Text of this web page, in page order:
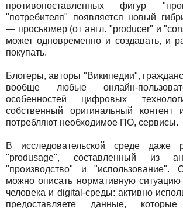
противопоставленных фигур
"потребителя" появляется новый
— просьюмер (от англ. "producer" и
может одновременно и создавать, и
покупать.
Блогеры, авторы "Википедии",
вообще любые онлайн-
особенностей цифровых
собственный оригинальный контент
потребляют необходимое ПО, сервисы.
В исследовательской среде даже
"produsage", составленный из
"производство" и
можно описать нормативную ситуацию
человека и digital-среды: активно
предоставляете данные,